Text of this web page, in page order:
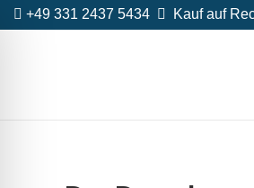
+49 331 2437 5434 Kauf auf